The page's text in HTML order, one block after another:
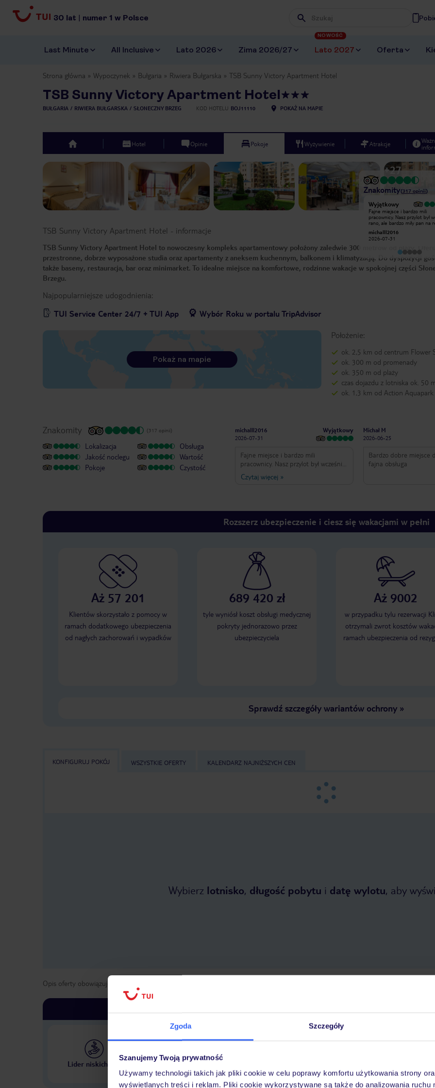
Zgoda Szczegóły
Szanujemy Twoją prywatność
Używamy technologii takich jak pliki cookie w celu poprawy komfortu użytkowania strony
wyświetlanych treści i reklam. Pliki cookie wykorzystywane są także do analizowania ruchu
30 lat | numer 1 w Polsce Wpisz frazę, której szukasz
Last Minute All Inclusive Lato 2026 Zima 2026/27 Lato 2027
NOWOŚĆ
Oferta
Strona główna Wypoczynek Bułgaria Riwiera Bułgarska TSB Sunny Victory Apartment Hotel
TSB Sunny Victory Apartment Hotel
BUŁGARIA RIWIERA BUŁGARSKA SŁONECZNY BRZEG KOD HOTELU BOJ11110 POKAŻ NA MAPIE
top Hotel Opinie Pokoje Wyżywienie Atrakcje
Previous slide +27
Znakomity(317 opinii)
Wyjątkowy
super miejsce dla nastolatków i
Wyjątkowy
Fajne miejsce i bardzo mili
pracownicy. Nasz przylot był
rano, ale bardzo miły pan na
nam wmeldowanie parę godzin
wcześniej. (Bardzo
bezpiecznie, gdyż przy wejściu
monitorowali wszystko
przez 24h. Raz zgłosiłem mały
problem z prysznicem i był
michalll2016
2026-07-31
TSB Sunny Victory Apartment Hotel - informacje
TSB Sunny Victory Apartment Hotel to nowoczesny kompleks apartamentowy położony zaledwie 300 metrów od plaży.
przestronne, dobrze wyposażone studia oraz apartamenty z aneksem kuchennym, balkonem i klimatyzacją. Do dyspozycji
także baseny, restauracja, bar oraz minimarket. To idealne miejsce na komfortowe, rodzinne wakacje w spokojnej części
Brzegu.
Najpopularniejsze udogodnienia:
TUI Service Center 24/7 + TUI App
Wybór Roku w portalu TripAdvisor
Położenie:
ok. 2,5 km od centrum Flower
ok. 300 m od promenady
ok. 350 m od plaży
czas dojazdu z lotniska ok. 50
ok. 1,3 km od Action Aquapark
Pokaż na mapie
Znakomity (317 opinii)
Lokalizacja
Jakość noclegu
Pokoje
Obsługa
Wartość
Czystość
michalll2016
2026-07-31
Wyjątkowy
Fajne miejsce i bardzo mili
pracownicy. Nasz przylot był wcześnie
rano, ale bardzo miły pan na recepcji
bez żadnych problemów udostępnił
monitorowali wszystko panowie przez
24h. Raz zgłosiłem mały problem z
natychmiastowo. Sprzątaczki to
najmilsze osoby na ziemi i świetnie
zadbały o wszystko, czego
potrzebowaliśmy w naszym pokoju.
Klimatyzacja działa bez zarzutów, co,
jak każdy wie, jest niesamowicie
ważne. Był to nasz pierwszy pobyt w
Bułgarii i dzięki TSB Sunny Victory
chcemy wrócić tu ponownie.
Pozdrowienia dla wszystkich od
Michała z żoną i córką. (310)
Czytaj więcej »
Michał M
2026-06-25
Bardzo dobre miejsce
fajna obsługa
Rozszerz ubezpieczenie i ciesz się wakacjami w pełni
Aż 57 201
Klientów skorzystało z pomocy w
ramach dodatkowego ubezpieczenia
od nagłych zachorowań i wypadków
689 420 zł
tyle wyniósł koszt obsługi medycznej
pokryty jednorazowo przez
ubezpieczyciela
Aż 9002
w przypadku tylu rezerwacji
otrzymali zwrot kosztów
ramach ubezpieczenia od
Sprawdź szczegóły wariantów ochrony»
KONFIGURUJ POKÓJ WSZYSTKIE OFERTY KALENDARZ NAJNIŻSZYCH CEN
Wybierz lotnisko, długość pobytu i datę wylotu, aby
Opis oferty obowiązuje dla wyjazdów w terminie
Lider niskich cen
Największe biuro podróży
w Polsce
wakacjach 24/7